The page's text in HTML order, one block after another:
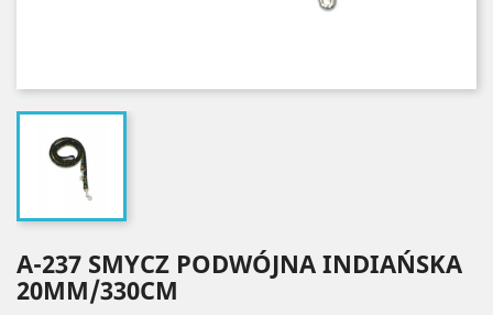
A-237 SMYCZ PODWÓJNA INDIAŃSKA
20MM/330CM